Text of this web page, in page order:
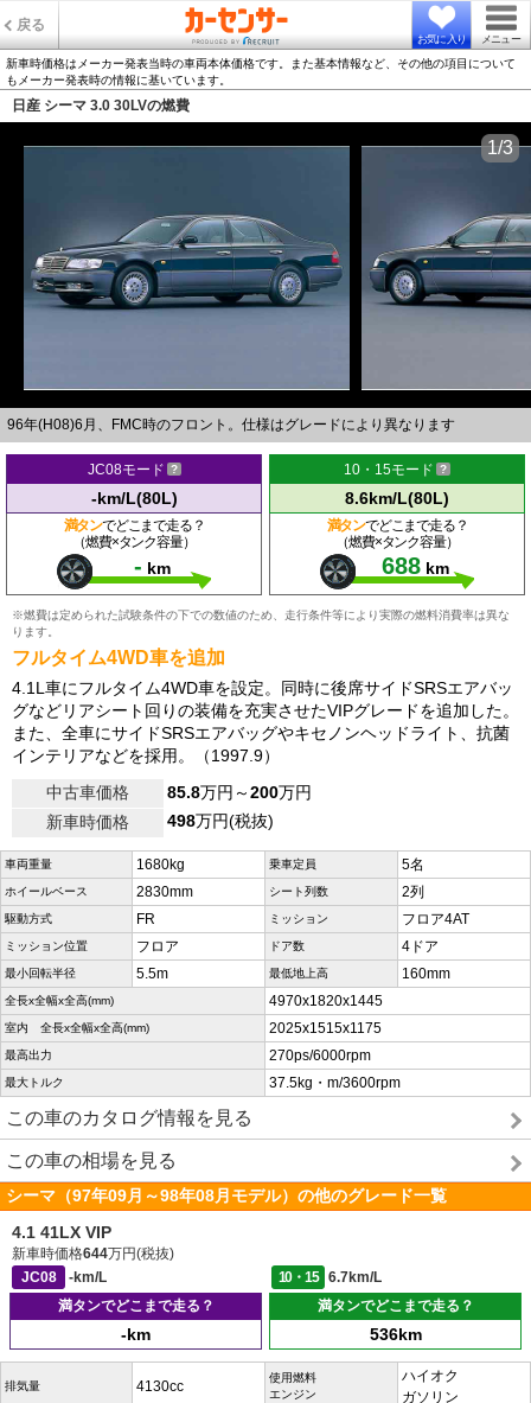
戻る
お気に入り メニュー
新車時価格はメーカー発表当時の車両本体価格です。また基本情報など、その他の項目について
もメーカー発表時の情報に基いています。
日産 シーマ 3.0 30LVの燃費
96年(H08)6月、FMC時のフロント。仕様はグレードにより異なります
1/3
JC08モード
-km/L(80L)
満タンでどこまで走る？
（燃費×タンク容量）
- km
10・15モード
8.6km/L(80L)
満タンでどこまで走る？
（燃費×タンク容量）
688 km
※燃費は定められた試験条件の下での数値のため、走行条件等により実際の燃料消費率は異な
ります。
フルタイム4WD車を追加
4.1L車にフルタイム4WD車を設定。同時に後席サイドSRSエアバッ
グなどリアシート回りの装備を充実させたVIPグレードを追加した。
また、全車にサイドSRSエアバッグやキセノンヘッドライト、抗菌
インテリアなどを採用。（1997.9）
中古車価格
85.8万円～200万円
新車時価格
498万円(税抜)
車両重量 1680kg 乗車定員 5名
ホイールベース 2830mm シート列数 2列
駆動方式 FR ミッション フロア4AT
ミッション位置 フロア ドア数 4ドア
最小回転半径 5.5m 最低地上高 160mm
全長x全幅x全高(mm) 4970x1820x1445
室内 全長x全幅x全高(mm) 2025x1515x1175
最高出力 270ps/6000rpm
最大トルク 37.5kg・m/3600rpm
この車のカタログ情報を見る
この車の相場を見る
シーマ（97年09月～98年08月モデル）の他のグレード一覧
4.1 41LX VIP
新車時価格644万円(税抜)
JC08
-km/L 10・15
6.7km/L
満タンでどこまで走る？
-km
満タンでどこまで走る？
536km
排気量 4130cc
使用燃料
エンジン
ハイオク
ガソリン